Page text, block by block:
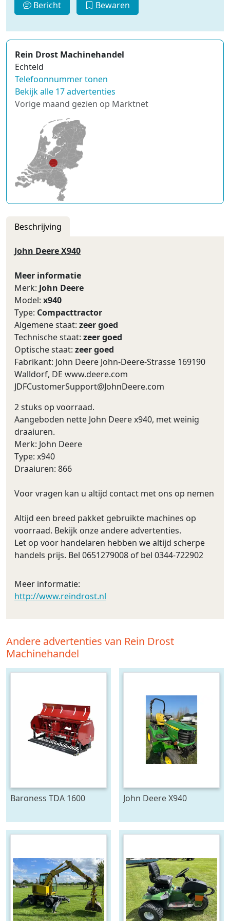
Bericht Bewaren
Rein Drost Machinehandel
Echteld
Telefoonnummer tonen
Bekijk alle 17 advertenties
Vorige maand gezien op Marktnet
Beschrijving
John Deere X940
Meer informatie
Merk: John Deere
Model: x940
Type: Compacttractor
Algemene staat: zeer goed
Technische staat: zeer goed
Optische staat: zeer goed
Fabrikant: John Deere John-Deere-Strasse 169190
Walldorf, DE www.deere.com
JDFCustomerSupport@JohnDeere.com
2 stuks op voorraad.
Aangeboden nette John Deere x940, met weinig
draaiuren.
Merk: John Deere
Type: x940
Draaiuren: 866
Voor vragen kan u altijd contact met ons op nemen
Altijd een breed pakket gebruikte machines op
voorraad. Bekijk onze andere advertenties.
Let op voor handelaren hebben we altijd scherpe
handels prijs. Bel 0651279008 of bel 0344-722902
Meer informatie:
http://www.reindrost.nl
Andere advertenties van Rein Drost
Machinehandel
Baroness TDA 1600 John Deere X940